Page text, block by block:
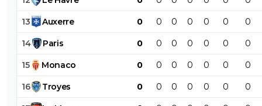
13 Auxerre 0 0 0 0 0 0 0
14 Paris 0 0 0 0 0 0 0
15 Monaco 0 0 0 0 0 0 0
16 Troyes 0 0 0 0 0 0 0